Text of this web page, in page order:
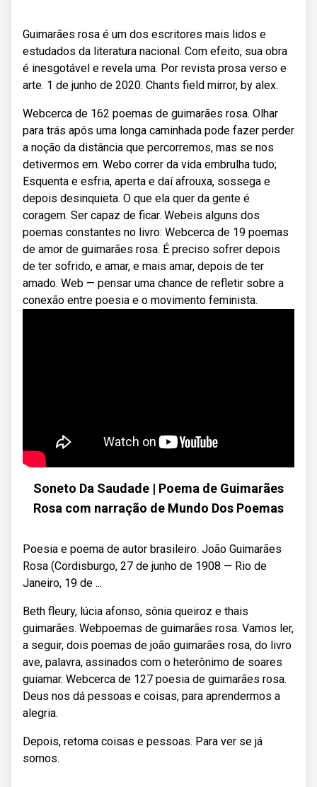
Guimarães rosa é um dos escritores mais lidos e
estudados da literatura nacional. Com efeito, sua obra
é inesgotável e revela uma. Por revista prosa verso e
arte. 1 de junho de 2020. Chants field mirror, by alex.
Webcerca de 162 poemas de guimarães rosa. Olhar
para trás após uma longa caminhada pode fazer perder
a noção da distância que percorremos, mas se nos
detivermos em. Webo correr da vida embrulha tudo;
Esquenta e esfria, aperta e daí afrouxa, sossega e
depois desinquieta. O que ela quer da gente é
coragem. Ser capaz de ficar. Webeis alguns dos
poemas constantes no livro: Webcerca de 19 poemas
de amor de guimarães rosa. É preciso sofrer depois
de ter sofrido, e amar, e mais amar, depois de ter
amado. Web — pensar uma chance de refletir sobre a
conexão entre poesia e o movimento feminista.
Soneto Da Saudade | Poema de Guimarães
Rosa com narração de Mundo Dos Poemas
Poesia e poema de autor brasileiro. João Guimarães
Rosa (Cordisburgo, 27 de junho de 1908 — Rio de
Janeiro, 19 de ...
Beth fleury, lúcia afonso, sônia queiroz e thais
guimarães. Webpoemas de guimarães rosa. Vamos ler,
a seguir, dois poemas de joão guimarães rosa, do livro
ave, palavra, assinados com o heterônimo de soares
guiamar. Webcerca de 127 poesia de guimarães rosa.
Deus nos dá pessoas e coisas, para aprendermos a
alegria.
Depois, retoma coisas e pessoas. Para ver se já
somos.